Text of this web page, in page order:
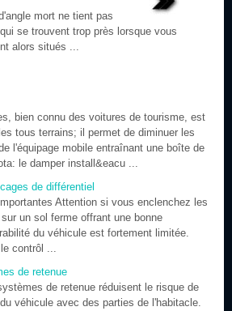
mort ne tient pas
se trouvent trop près lorsque vous
alors situés ...
bien connu des voitures de tourisme, est
tous terrains; il permet de diminuer les
l'équipage mobile entraînant une boîte de
le damper install&eacu ...
de différentiel
Attention si vous enclenchez les
un sol ferme offrant une bonne
du véhicule est fortement limitée.
contrôl ...
de retenue
de retenue réduisent le risque de
véhicule avec des parties de l'habitacle.